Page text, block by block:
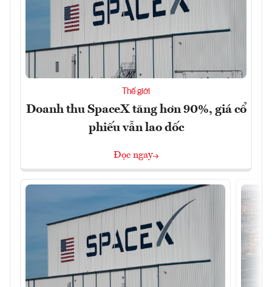
Thế giới
Doanh thu SpaceX tăng hơn 90%, giá cổ
phiếu vẫn lao dốc
Đọc ngay